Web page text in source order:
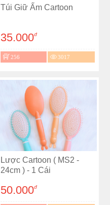
Túi Giữ Ấm Cartoon
35.000đ
256 3017
Lược Cartoon ( MS2 -
24cm ) - 1 Cái
50.000đ